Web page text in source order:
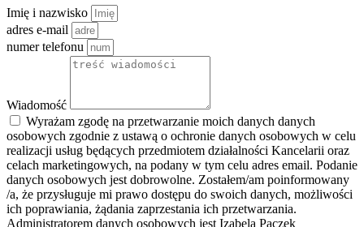
Imię i nazwisko
adres e-mail
numer telefonu
Wiadomość
Wyrażam zgodę na przetwarzanie moich danych danych
osobowych zgodnie z ustawą o ochronie danych osobowych w celu
realizacji usług będących przedmiotem działalności Kancelarii oraz
celach marketingowych, na podany w tym celu adres email. Podanie
danych osobowych jest dobrowolne. Zostałem/am poinformowany
/a, że przysługuje mi prawo dostępu do swoich danych, możliwości
ich poprawiania, żądania zaprzestania ich przetwarzania.
Administratorem danych osobowych jest Izabela Pączek